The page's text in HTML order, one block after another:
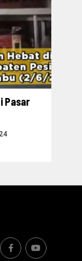
Pasar